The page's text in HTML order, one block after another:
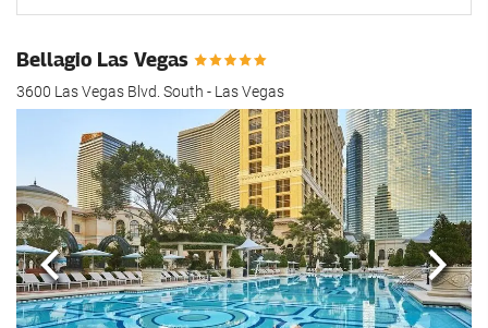
Bellagio Las Vegas
3600 Las Vegas Blvd. South - Las Vegas
Previous